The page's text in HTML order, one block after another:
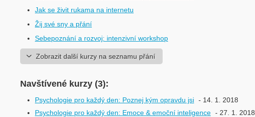
Jak se živit rukama na internetu
Žij své sny a přání
Sebepoznání a rozvoj: intenzivní workshop
Zobrazit další kurzy na seznamu přání
Navštívené kurzy (3):
Psychologie pro každý den: Poznej kým opravdu jsi - 14. 1. 2018
Psychologie pro každý den: Emoce & emoční inteligence - 27. 1. 2018